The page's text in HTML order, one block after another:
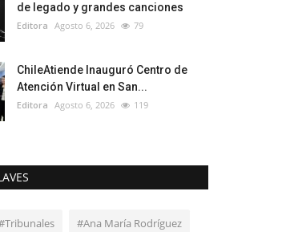
de legado y grandes canciones
Editora Agosto 6, 2026 79
ChileAtiende Inauguró Centro de
Atención Virtual en San...
Editora Agosto 6, 2026 119
#Ana María Rodríguez